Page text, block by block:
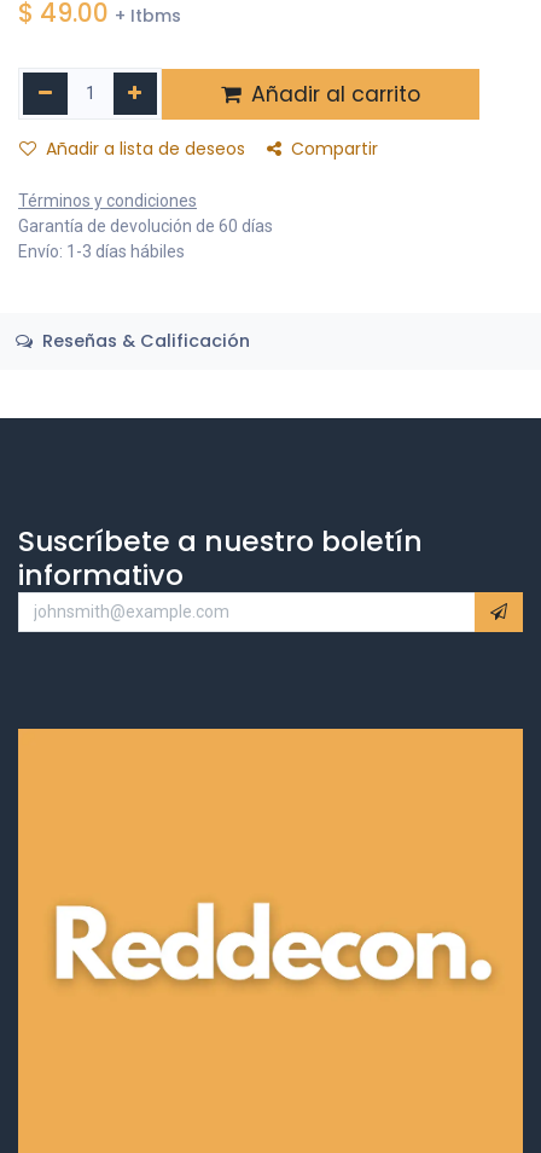
$ 49.00 + Itbms
Añadir al carrito
Añadir a lista de deseos Compartir
Términos y condiciones
Garantía de devolución de 60 días
Envío: 1-3 días hábiles
Reseñas & Calificación
Suscríbete a nuestro boletín
informativo